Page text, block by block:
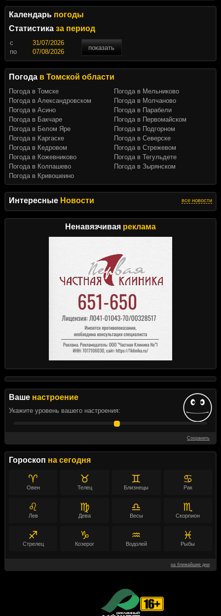
Интересные Новости все новости
Ненавязчивая реклама
Ваше настроение
Укажите уровень вашего настроения:
Сохранить
Гороскоп на сегодня
♈
Овен
♉
Телец
♊
Близнецы
♋
Рак
♌
Лев
♍
Дева
♎
Весы
♏
Скорпион
♐
Стрелец
♑
Козерог
♒
Водолей
♓
Рыбы
на ближайшие дни
Календарь погоды
Статистика за период
c
показать
по
Погода в Томской области
Погода в Томске
Погода в Александровском
Погода в Асино
Погода в Бакчаре
Погода в Белом Яре
Погода в Каргаске
Погода в Кедровом
Погода в Кожевниково
Погода в Колпашево
Погода в Кривошеино
Погода в Мельниково
Погода в Молчаново
Погода в Парабели
Погода в Первомайском
Погода в Подгорном
Погода в Северске
Погода в Стрежевом
Погода в Тегульдете
Погода в Зырянском